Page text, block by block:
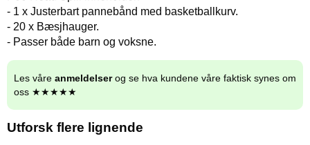
- 1 x Justerbart pannebånd med basketballkurv.
- 20 x Bæsjhauger.
- Passer både barn og voksne.
Les våre anmeldelserog se hva kundene våre faktisk synes om
oss ★★★★★
Utforsk flere lignende